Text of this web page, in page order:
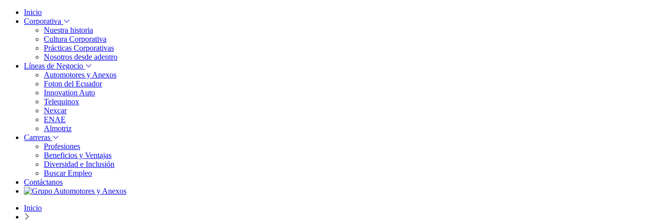
Inicio
Corporativa
Nuestra historia
Cultura Corporativa
Prácticas Corporativas
Nosotros desde adentro
Líneas de Negocio
Automotores y Anexos
Foton del Ecuador
Innovation Auto
Telequinox
Nexcar
ENAE
Almotriz
Carreras
Profesiones
Beneficios y Ventajas
Diversidad e Inclusión
Buscar Empleo
Contáctanos
Inicio